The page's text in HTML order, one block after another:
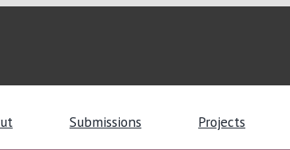
Submissions Projects